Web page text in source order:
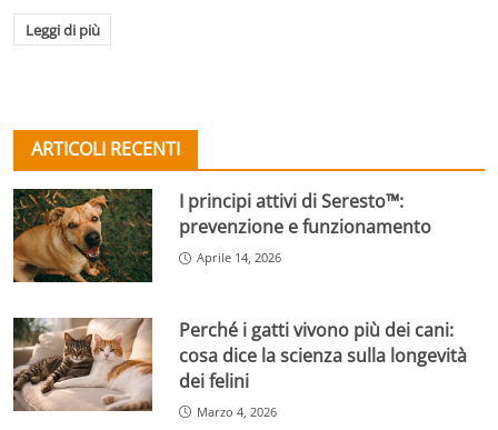
Leggi di più
ARTICOLI RECENTI
I principi attivi di Seresto™:
prevenzione e funzionamento
Aprile 14, 2026
Perché i gatti vivono più dei cani:
cosa dice la scienza sulla longevità
dei felini
Marzo 4, 2026